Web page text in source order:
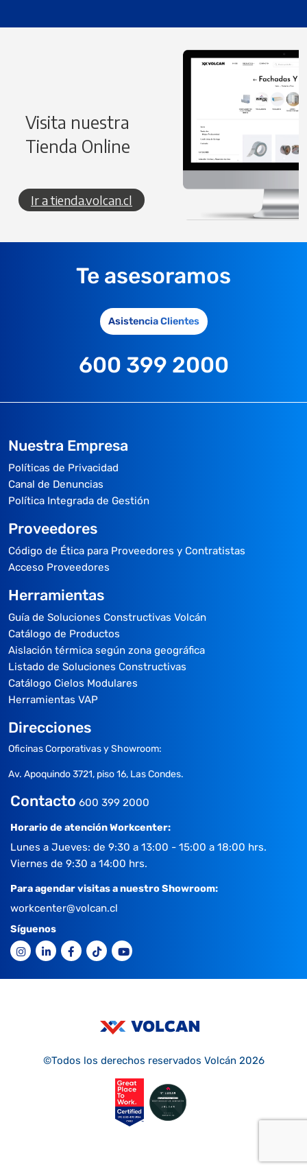
Visita nuestra
Tienda Online
Ir a tienda.volcan.cl
Te asesoramos
Asistencia Clientes
600 399 2000
Nuestra Empresa
Políticas de Privacidad
Canal de Denuncias
Política Integrada de Gestión
Proveedores
Código de Ética para Proveedores y Contratistas
Acceso Proveedores
Herramientas
Guía de Soluciones Constructivas Volcán
Catálogo de Productos
Aislación térmica según zona geográfica
Listado de Soluciones Constructivas
Catálogo Cielos Modulares
Herramientas VAP
Direcciones
Oficinas Corporativas y Showroom:
Av. Apoquindo 3721, piso 16, Las Condes.
Contacto 600 399 2000
Horario de atención Workcenter:
Lunes a Jueves: de 9:30 a 13:00 - 15:00 a 18:00 hrs.
Viernes de 9:30 a 14:00 hrs.
Para agendar visitas a nuestro Showroom:
workcenter@volcan.cl
Síguenos
©Todos los derechos reservados Volcán 2026